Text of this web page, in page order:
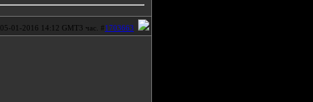
05-01-2016 14:12 GMT3 час. #1703663